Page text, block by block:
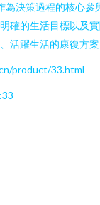
為決策過程的核心參
確的生活目標以及
活躍生活的康復方
product/33.html